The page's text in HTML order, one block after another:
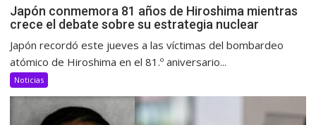
Japón conmemora 81 años de Hiroshima mientras
crece el debate sobre su estrategia nuclear
Japón recordó este jueves a las víctimas del bombardeo
atómico de Hiroshima en el 81.º aniversario...
Noticias